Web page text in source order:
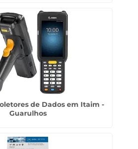
de Dados em Itaim -
Guarulhos